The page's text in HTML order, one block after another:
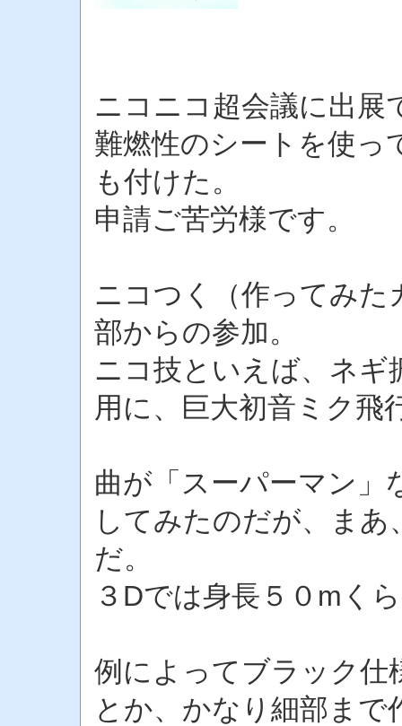
ニコニコ超会議に出展
難燃性のシートを使っ
も付けた。
申請ご苦労様です。
ニコつく（作ってみた
部からの参加。
ニコ技といえば、ネギ
用に、巨大初音ミク飛
曲が「スーパーマン」
してみたのだが、ま
だ。
３Dでは身長５０mく
例によってブラック仕
とか、かなり細部まで